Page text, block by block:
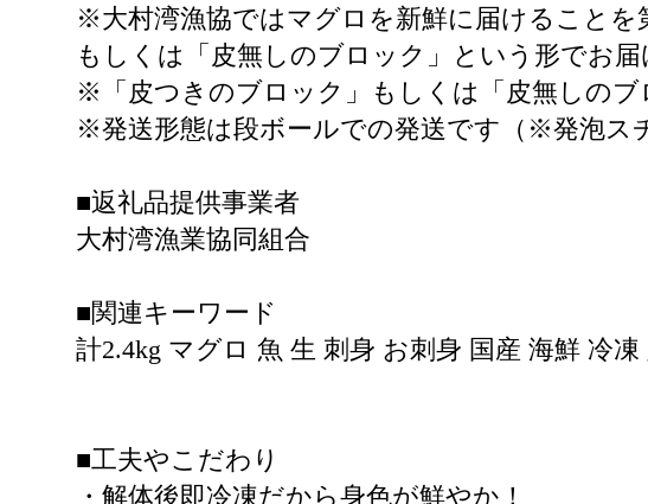
※大村湾漁協ではマグロを新鮮に届けることを
もしくは「皮無しのブロック」という形でお届
※「皮つきのブロック」もしくは「皮無しのブ
※発送形態は段ボールでの発送です（※発泡ス
■返礼品提供事業者
大村湾漁業協同組合
■関連キーワード
計2.4kg マグロ 魚 生 刺身 お刺身 国産 海鮮 冷
■工夫やこだわり
・解体後即冷凍だから身色が鮮やか！